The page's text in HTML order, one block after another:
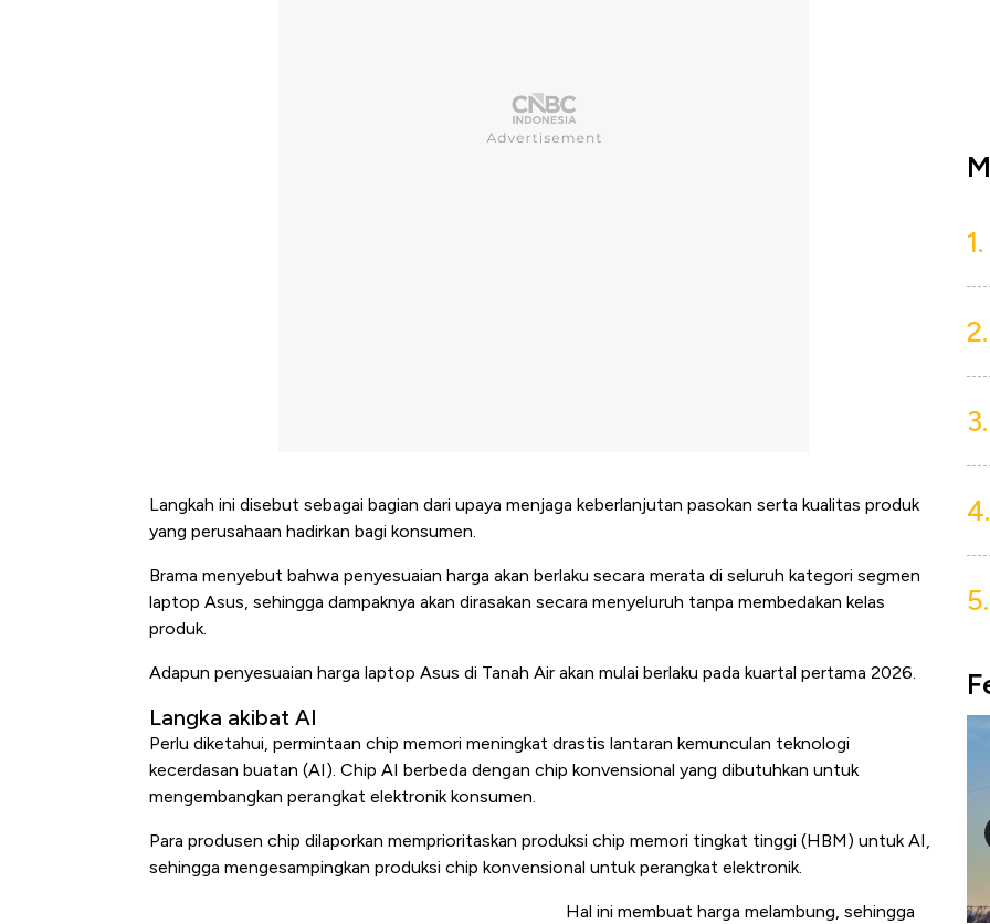
Langkah ini disebut sebagai bagian dari upaya menjaga keberlanjutan pasokan serta kualitas produk
yang perusahaan hadirkan bagi konsumen.
Brama menyebut bahwa penyesuaian harga akan berlaku secara merata di seluruh kategori segmen
laptop Asus, sehingga dampaknya akan dirasakan secara menyeluruh tanpa membedakan kelas
produk.
Adapun penyesuaian harga laptop Asus di Tanah Air akan mulai berlaku pada kuartal pertama 2026.
Langka akibat AI
Perlu diketahui, permintaan chip memori meningkat drastis lantaran kemunculan teknologi
kecerdasan buatan (AI). Chip AI berbeda dengan chip konvensional yang dibutuhkan untuk
mengembangkan perangkat elektronik konsumen.
Para produsen chip dilaporkan memprioritaskan produksi chip memori tingkat tinggi (HBM) untuk AI,
sehingga mengesampingkan produksi chip konvensional untuk perangkat elektronik.
Hal ini membuat harga melambung, sehingga
1.
2.
3.
4.
5.